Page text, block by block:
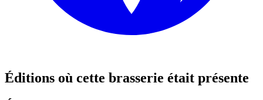
Éditions où cette brasserie était présente